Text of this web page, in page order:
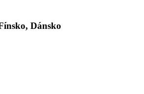
Dánsko